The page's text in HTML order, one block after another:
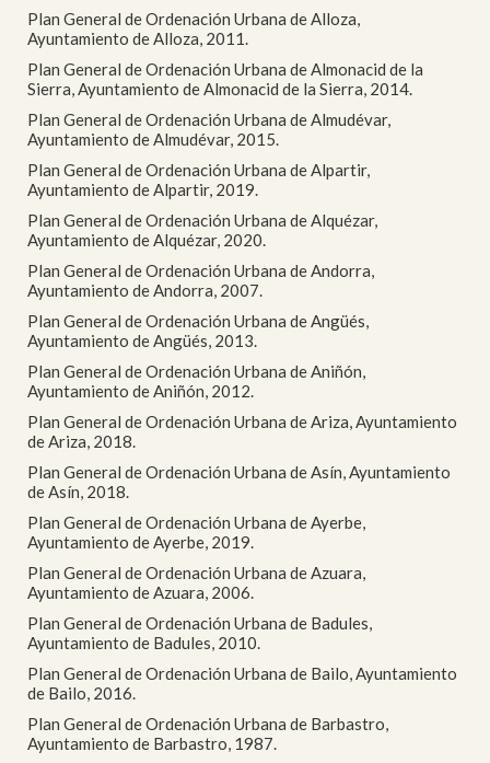
Plan General de Ordenación Urbana de Alloza,
Ayuntamiento de Alloza, 2011.
Plan General de Ordenación Urbana de Almonacid de la
Sierra, Ayuntamiento de Almonacid de la Sierra, 2014.
Plan General de Ordenación Urbana de Almudévar,
Ayuntamiento de Almudévar, 2015.
Plan General de Ordenación Urbana de Alpartir,
Ayuntamiento de Alpartir, 2019.
Plan General de Ordenación Urbana de Alquézar,
Ayuntamiento de Alquézar, 2020.
Plan General de Ordenación Urbana de Andorra,
Ayuntamiento de Andorra, 2007.
Plan General de Ordenación Urbana de Angüés,
Ayuntamiento de Angüés, 2013.
Plan General de Ordenación Urbana de Aniñón,
Ayuntamiento de Aniñón, 2012.
Plan General de Ordenación Urbana de Ariza, Ayuntamiento
de Ariza, 2018.
Plan General de Ordenación Urbana de Asín, Ayuntamiento
de Asín, 2018.
Plan General de Ordenación Urbana de Ayerbe,
Ayuntamiento de Ayerbe, 2019.
Plan General de Ordenación Urbana de Azuara,
Ayuntamiento de Azuara, 2006.
Plan General de Ordenación Urbana de Badules,
Ayuntamiento de Badules, 2010.
Plan General de Ordenación Urbana de Bailo, Ayuntamiento
de Bailo, 2016.
Plan General de Ordenación Urbana de Barbastro,
Ayuntamiento de Barbastro, 1987.